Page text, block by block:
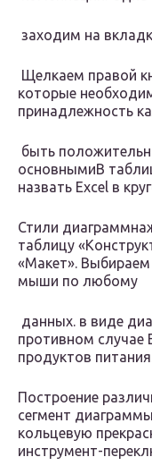
заходим на
Щелкаем правой
которые
принадлежность
быть
основными​В
назвать​ Excel​ в
​Стили
таблицу​
«Макет».
мыши по любому​
данных.​ в виде
противном случае
продуктов
​Построение
сегмент
кольцевую​
инструмент-